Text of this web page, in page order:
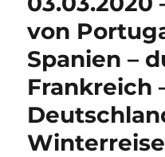
von
Spanien –
Frankreich